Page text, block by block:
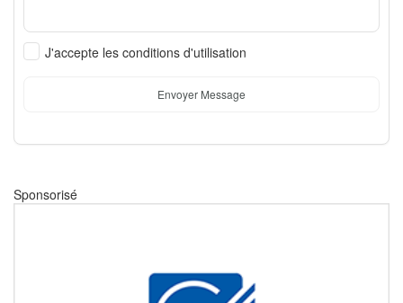
J'accepte les conditions d'utilisation
Envoyer Message
Sponsorisé